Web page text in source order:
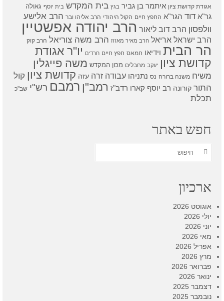
אגודת קדושת ציון איתמר בן גביר בגץ בית המקדש בית יוסף גאולה
גר"א דוד הגר"א החפץ חיים הקול היהודי הרב אליהו ובר הרב אלישע
וולפסון הרב דוב ליאור הרב יהודה אפשטיין
הרב ישראל אריאל הרב מאיר מאזוז הרב משה צוריאל הרב קוק
הר הבית וידיאו חמאס חפץ חיים חרדים יו"ר אגודת
קדושת ציון יעקב מחבלים מכון המקדש משה פייגלין
משיח משנה ברורה נס נתניהו עבודה זרה עזה קדושת ציון קול
התור קורונה רב יוסף קארו רדב"ז רמב"ן רמבם רש"י שב"כ
תכלת
חפש באתר
חפש
ארכיון
אוגוסט 2026
יולי 2026
יוני 2026
מאי 2026
אפריל 2026
מרץ 2026
פברואר 2026
ינואר 2026
דצמבר 2025
נובמבר 2025